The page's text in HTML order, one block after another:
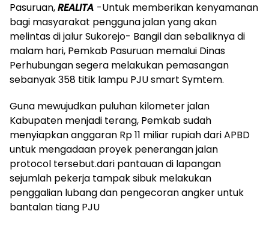
Pasuruan,REALITA -Untuk memberikan kenyamanan
bagi masyarakat pengguna jalan yang akan
melintas di jalur Sukorejo- Bangil dan sebaliknya di
malam hari, Pemkab Pasuruan memalui Dinas
Perhubungan segera melakukan pemasangan
sebanyak 358 titik lampu PJU smart Symtem.
Guna mewujudkan puluhan kilometer jalan
Kabupaten menjadi terang, Pemkab sudah
menyiapkan anggaran Rp 11 miliar rupiah dari APBD
untuk mengadaan proyek penerangan jalan
protocol tersebut.dari pantauan di lapangan
sejumlah pekerja tampak sibuk melakukan
penggalian lubang dan pengecoran angker untuk
bantalan tiang PJU